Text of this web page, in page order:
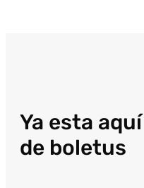
Ya esta
de boletus